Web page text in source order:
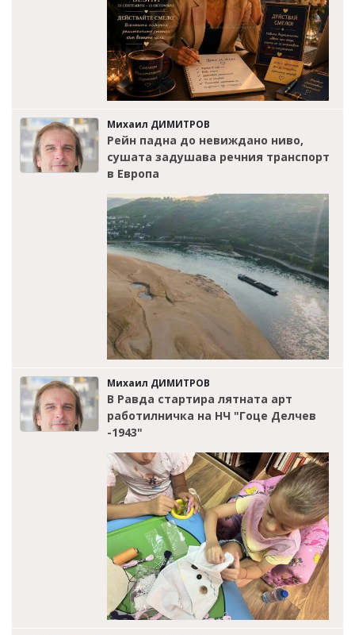
Михаил ДИМИТРОВ
Рейн падна до невиждано ниво,
сушата задушава речния транспорт
в Европа
Михаил ДИМИТРОВ
В Равда стартира лятната арт
работилничка на НЧ "Гоце Делчев
-1943"